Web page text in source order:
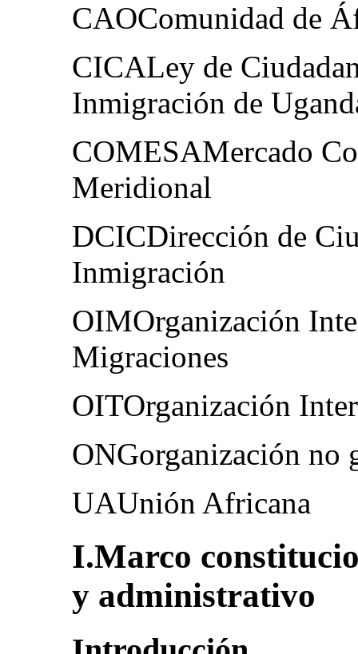
CAOComunidad de
CICALey de
Inmigración de
COMESAMercado
Meridional
DCICDirección de
Inmigración
OIMOrganización
Migraciones
OITOrganización
ONGorganización no
UAUnión Africana
I.Marco
y administrativo